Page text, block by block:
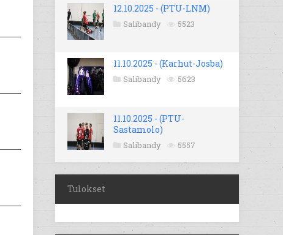
12.10.2025 - (PTU-LNM)
Salibandy 5523
11.10.2025 - (Karhut-Josba)
Salibandy 5623
11.10.2025 - (PTU-
Sastamolo)
Salibandy 5557
Tulokset